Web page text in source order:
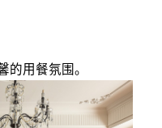
的用餐氛围。